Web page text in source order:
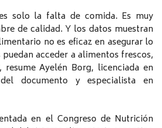
solo la falta de comida. Es muy
de calidad. Y los datos muestran
no es eficaz en asegurar lo
acceder a alimentos frescos,
Ayelén Borg, licenciada en
documento y especialista en
en el Congreso de Nutrición